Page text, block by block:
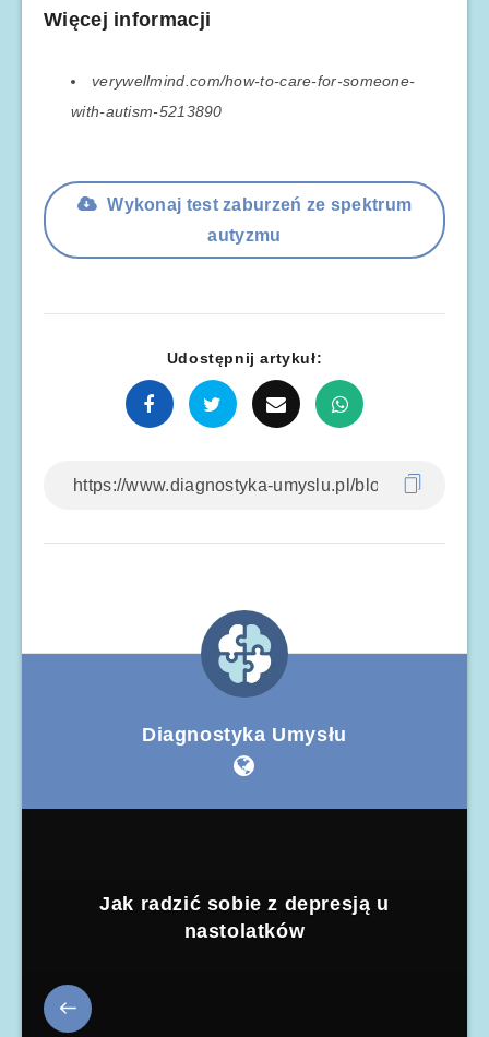
Więcej informacji
verywellmind.com/how-to-care-for-someone-
with-autism-5213890
Wykonaj test zaburzeń ze spektrum
autyzmu
Udostępnij artykuł:
Diagnostyka Umysłu
Jak radzić sobie z depresją u
nastolatków